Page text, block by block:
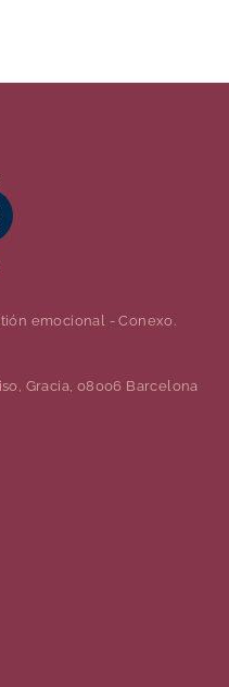
emocional - Conexo.
Gracia, 08006 Barcelona